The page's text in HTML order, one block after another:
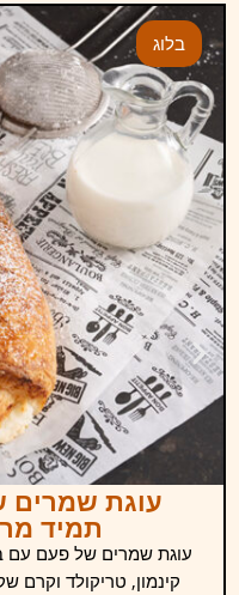
בלוג
עוגת שמרים
תמיד
עוגת שמרים של פעם עם
קינמון, טריקולד וקרם